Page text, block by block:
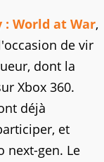
: World at War,
de vir
dont la
Xbox 360.
déjà
et
next-gen. Le